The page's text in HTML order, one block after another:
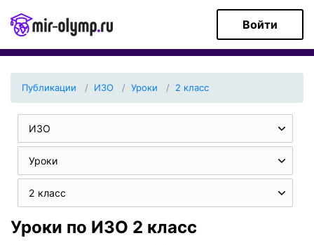
Войти
Публикации ИЗО Уроки 2 класс
ИЗО
Уроки
2 класс
Уроки по ИЗО 2 класс